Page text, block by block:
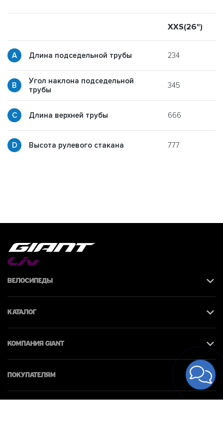
XXS(26")
Длина подседельной трубы 234
Угол наклона подседельной
трубы
345
Длина верхней трубы 666
Высота рулевого стакана 777
Велосипеды
Каталог
КОМПАНИЯ giant
Покупателям